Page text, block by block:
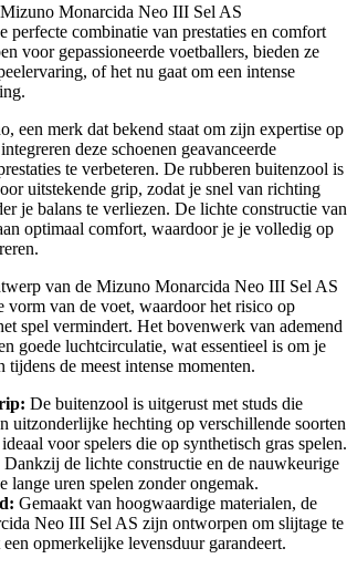
Monarcida Neo III Sel AS
perfecte combinatie van prestaties en comfort
voor gepassioneerde voetballers, bieden ze
of het nu gaat om een intense
een merk dat bekend staat om zijn expertise op
deze schoenen geavanceerde
te verbeteren. De rubberen buitenzool is
uitstekende grip, zodat je snel van richting
je balans te verliezen. De lichte constructie van
optimaal comfort, waardoor je je volledig op
van de Mizuno Monarcida Neo III Sel AS
vorm van de voet, waardoor het risico op
spel vermindert. Het bovenwerk van ademend
goede luchtcirculatie, wat essentieel is om je
tijdens de meest intense momenten.
De buitenzool is uitgerust met studs die
uitzonderlijke hechting op verschillende soorten
voor spelers die op synthetisch gras spelen.
Dankzij de lichte constructie en de nauwkeurige
lange uren spelen zonder ongemak.
Gemaakt van hoogwaardige materialen, de
Neo III Sel AS zijn ontworpen om slijtage te
opmerkelijke levensduur garandeert.